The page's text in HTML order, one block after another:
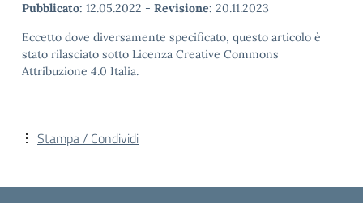
Pubblicato: 12.05.2022 - Revisione: 20.11.2023
Eccetto dove diversamente specificato, questo articolo è
stato rilasciato sotto Licenza Creative Commons
Attribuzione 4.0 Italia.
Stampa / Condividi